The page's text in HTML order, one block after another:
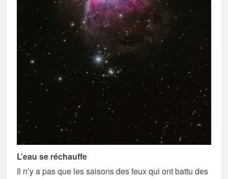
L’eau se réchauffe
Il n’y a pas que les saisons des feux qui ont battu des